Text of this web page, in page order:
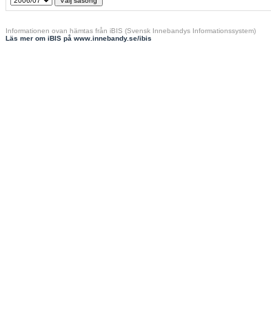
Informationen ovan hämtas från iBIS (Svensk Innebandys Informationssystem)
Läs mer om iBIS på www.innebandy.se/ibis